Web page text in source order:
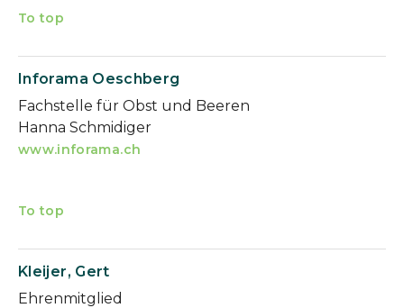
To top
Inforama Oeschberg
Fachstelle für Obst und Beeren
Hanna Schmidiger
www.inforama.ch
To top
Kleijer, Gert
Ehrenmitglied